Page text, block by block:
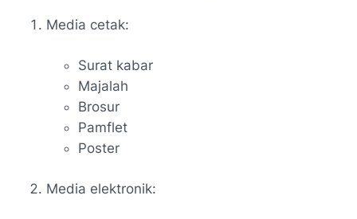
Media cetak:
Surat kabar
Majalah
Brosur
Pamflet
Poster
Media elektronik: